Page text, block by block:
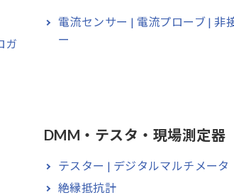
ガ
電流センサー | 電流プローブ | 非
ー
DMM・テスタ・現場測定器
テスター | デジタルマルチメータ
絶縁抵抗計